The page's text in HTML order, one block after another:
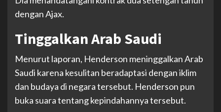
dengan Ajax.
Tinggalkan Arab Saudi
Menurut laporan, Henderson meninggalkan Arab
Saudi karena kesulitan beradaptasi dengan iklim
dan budaya di negara tersebut. Henderson pun
buka suara tentang kepindahannya tersebut.